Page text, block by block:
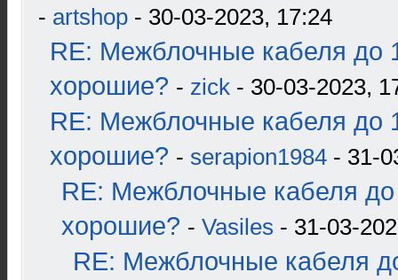
- artshop - 30-03-2023, 17:24
RE: Межблочные кабеля до
хорошие? - zick - 30-03-2023,
RE: Межблочные кабеля до
хорошие? - serapion1984 - 31-
RE: Межблочные кабеля до
хорошие? - Vasiles - 31-03-
RE: Межблочные кабеля